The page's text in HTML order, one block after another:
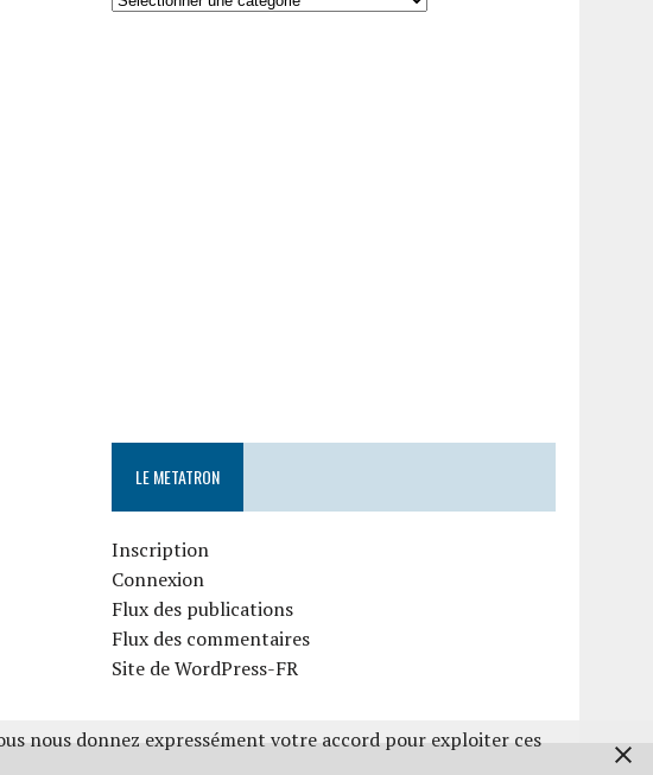
LE METATRON
Inscription
Connexion
Flux des publications
Flux des commentaires
Site de WordPress-FR
nous donnez expressément votre accord pour exploiter ces